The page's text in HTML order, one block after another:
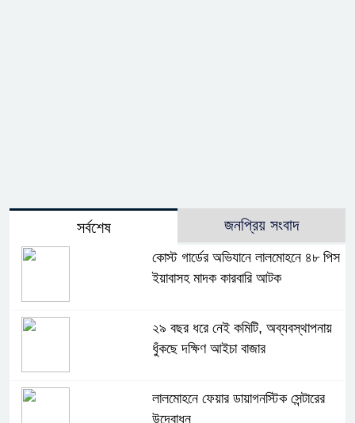
সর্বশেষ জনপ্রিয় সংবাদ
কোস্ট গার্ডের অভিযানে লালমোহনে ৪৮ পিস
ইয়াবাসহ মাদক কারবারি আটক
২৯ বছর ধরে নেই কমিটি, অব্যবস্থাপনায়
ধুঁকছে দক্ষিণ আইচা বাজার
লালমোহনে ফেয়ার ডায়াগনস্টিক সেন্টারের
উদ্বোধন